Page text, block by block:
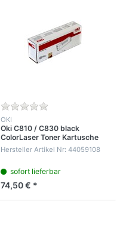
OKI
Oki C810 / C830 black
ColorLaser Toner Kartusche
für 8.000 Seiten 5%
Hersteller Artikel Nr: 44059108
sofort lieferbar
74,50 € *